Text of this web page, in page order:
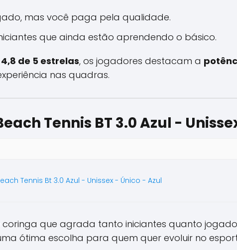
mas você paga pela qualidade.
que ainda estão aprendendo o básico.
4,8 de 5 estrelas, os jogadores destacam a
nas quadras.
Tennis BT 3.0 Azul -
Tennis Bt 3.0 Azul - Unissex - Único - Azul
que agrada tanto iniciantes quanto
ótima escolha para quem quer evoluir no